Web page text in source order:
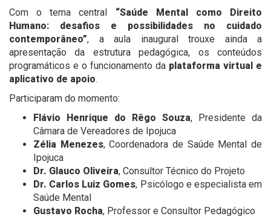
Com o tema central “Saúde Mental como Direito
Humano: desafios e possibilidades no cuidado
contemporâneo”, a aula inaugural trouxe ainda a
apresentação da estrutura pedagógica, os conteúdos
programáticos e o funcionamento da plataforma virtual e
aplicativo de apoio.
Participaram do momento:
Flávio Henrique do Rêgo Souza, Presidente da
Câmara de Vereadores de Ipojuca
Zélia Menezes, Coordenadora de Saúde Mental de
Ipojuca
Dr. Glauco Oliveira, Consultor Técnico do Projeto
Dr. Carlos Luiz Gomes, Psicólogo e especialista em
Saúde Mental
Gustavo Rocha, Professor e Consultor Pedagógico